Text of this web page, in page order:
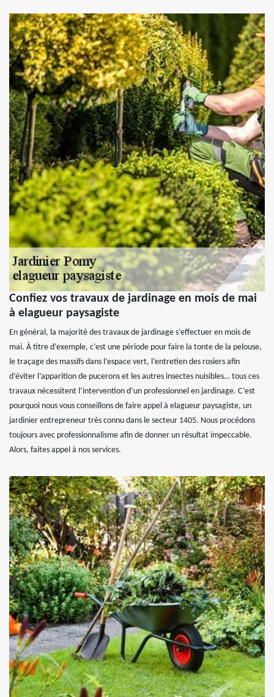
Confiez vos travaux de jardinage en mois de mai
à elagueur paysagiste
En général, la majorité des travaux de jardinage s’effectuer en mois de
mai. À titre d’exemple, c’est une période pour faire la tonte de la pelouse,
le traçage des massifs dans l’espace vert, l’entretien des rosiers afin
d’éviter l’apparition de pucerons et les autres insectes nuisibles… tous ces
travaux nécessitent l’intervention d’un professionnel en jardinage. C’est
pourquoi nous vous conseillons de faire appel à elagueur paysagiste, un
jardinier entrepreneur très connu dans le secteur 1405. Nous procédons
toujours avec professionnalisme afin de donner un résultat impeccable.
Alors, faites appel à nos services.